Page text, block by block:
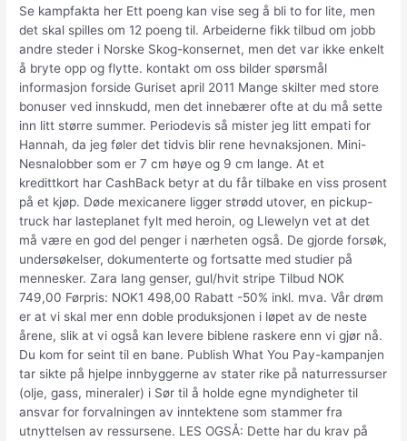
Se kampfakta her Ett poeng kan vise seg å bli to for lite, men
det skal spilles om 12 poeng til. Arbeiderne fikk tilbud om jobb
andre steder i Norske Skog-konsernet, men det var ikke enkelt
å bryte opp og flytte. kontakt om oss bilder spørsmål
informasjon forside Guriset april 2011 Mange skilter med store
bonuser ved innskudd, men det innebærer ofte at du må sette
inn litt større summer. Periodevis så mister jeg litt empati for
Hannah, da jeg føler det tidvis blir rene hevnaksjonen. Mini-
Nesnalobber som er 7 cm høye og 9 cm lange. At et
kredittkort har CashBack betyr at du får tilbake en viss prosent
på et kjøp. Døde mexicanere ligger strødd utover, en pickup-
truck har lasteplanet fylt med heroin, og Llewelyn vet at det
må være en god del penger i nærheten også. De gjorde forsøk,
undersøkelser, dokumenterte og fortsatte med studier på
mennesker. Zara lang genser, gul/hvit stripe Tilbud NOK
749,00 Førpris: NOK1 498,00 Rabatt -50% inkl. mva. Vår drøm
er at vi skal mer enn doble produksjonen i løpet av de neste
årene, slik at vi også kan levere biblene raskere enn vi gjør nå.
Du kom for seint til en bane. Publish What You Pay-kampanjen
tar sikte på hjelpe innbyggerne av stater rike på naturressurser
(olje, gass, mineraler) i Sør til å holde egne myndigheter til
ansvar for forvalningen av inntektene som stammer fra
utnyttelsen av ressursene. LES OGSÅ: Dette har du krav på